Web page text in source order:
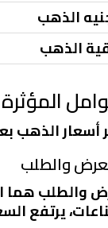
الذهب
الذهب
أسعار الذهب
والطلب هما
يرتفع